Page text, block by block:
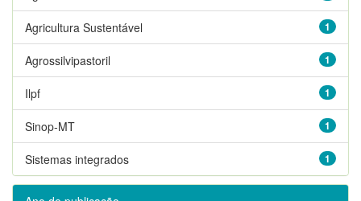
1
Agricultura Sustentável
1
Agrossilvipastoril
1
Ilpf
1
Sinop-MT
1
Sistemas integrados